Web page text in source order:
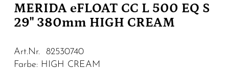
MERIDA eFLOAT CC L 500 EQ S
29" 380mm HIGH CREAM
Art.Nr. 82530740
Farbe: HIGH CREAM